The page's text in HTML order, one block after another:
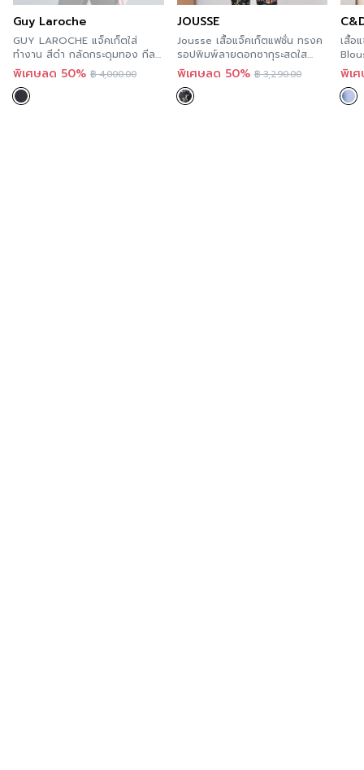
ความยืดหยุ่น
Guy Laroche
GUY LAROCHE แจ็คเก็ตใส่
ทำงาน สีดำ กลัดกระดุมทอง กีลา
โรช GT74BL
พิเศษลด 50% ฿4,000.00
JOUSSE
Jousse เสื้อแจ็คเก็ตแฟชั่น ทรงค
รอปพิมพ์ลายดอกซากุระสดใส
JS1XBL
พิเศษลด 50% ฿3,290.00
เสื้อ
ซี แ
พิเ